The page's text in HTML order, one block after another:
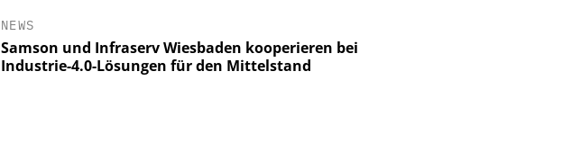
NEWS
Samson und Infraserv Wiesbaden kooperieren bei
Industrie-4.0-Lösungen für den Mittelstand